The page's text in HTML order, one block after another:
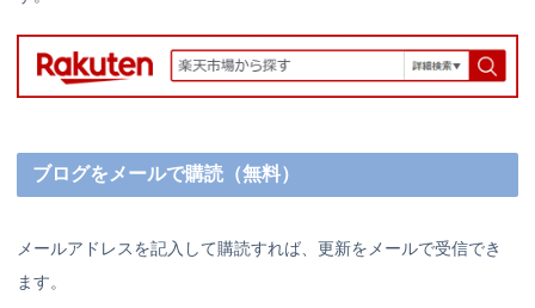
ブログをメールで購読（無料）
メールアドレスを記入して購読すれば、更新をメールで受信でき
ます。